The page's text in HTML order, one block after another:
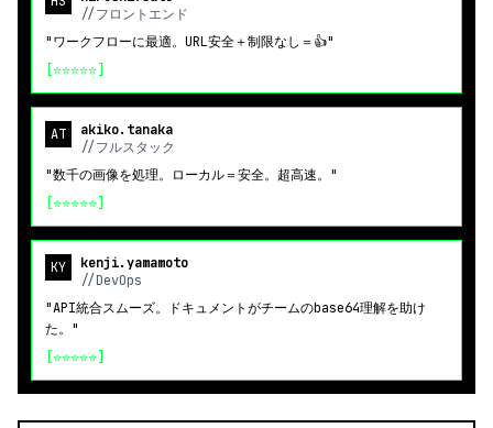
//フロントエンド
"ワークフローに最適。URL安全＋制限なし＝👍"
[⭐⭐⭐⭐⭐]
AT
akiko.tanaka
//フルスタック
"数千の画像を処理。ローカル＝安全。超高速。"
[⭐⭐⭐⭐⭐]
KY
kenji.yamamoto
//DevOps
"API統合スムーズ。ドキュメントがチームのbase64理解を助け
た。"
[⭐⭐⭐⭐⭐]